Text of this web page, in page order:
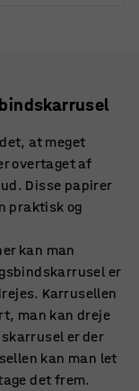
at meget
overtaget af
Disse papirer
praktisk og
kan man
er
Karrusellen
man kan dreje
er der
kan man let
det frem.